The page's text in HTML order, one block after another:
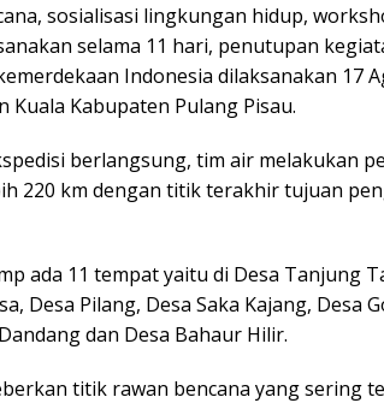
sosialisasi lingkungan hidup,
selama 11 hari, penutupan
Indonesia dilaksanakan 17
Kuala Kabupaten Pulang Pisau.
berlangsung, tim air melakukan
220 km dengan titik terakhir tujuan
ada 11 tempat yaitu di Desa Tanjung
Desa Pilang, Desa Saka Kajang, Desa
dan Desa Bahaur Hilir.
titik rawan bencana yang sering